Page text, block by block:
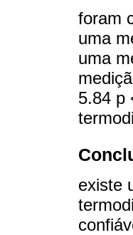
foram
uma
uma
5.84 p
existe